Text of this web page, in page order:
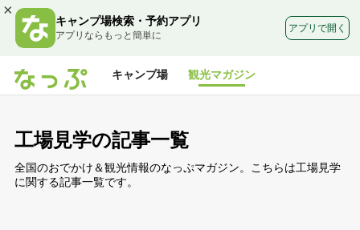
×
キャンプ場検索・予約アプリ
アプリならもっと簡単に
アプリで開く
キャンプ場 観光マガジン
工場見学の記事一覧
全国のおでかけ＆観光情報のなっぷマガジン。こちらは工場見学
に関する記事一覧です。